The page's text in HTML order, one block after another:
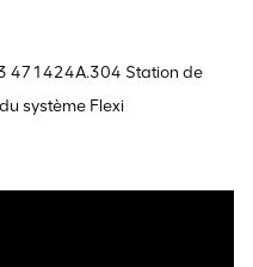
471424A.304 Station de
système Flexi